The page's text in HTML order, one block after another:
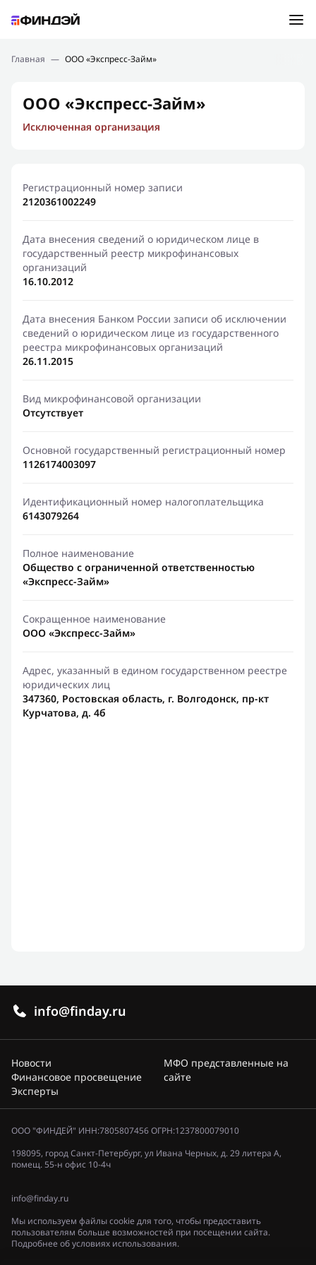
Подбор займа
Новости
Финансовое просвещение
Главная — ООО «Экспресс-Займ»
ООО «Экспресс-Займ»
Исключенная организация
Регистрационный номер записи
2120361002249
Дата внесения сведений о юридическом лице в
государственный реестр микрофинансовых
организаций
16.10.2012
Дата внесения Банком России записи об исключении
сведений о юридическом лице из государственного
реестра микрофинансовых организаций
26.11.2015
Вид микрофинансовой организации
Отсутствует
Основной государственный регистрационный номер
1126174003097
Идентификационный номер налогоплательщика
6143079264
Полное наименование
Общество с ограниченной ответственностью
«Экспресс-Займ»
Сокращенное наименование
ООО «Экспресс-Займ»
Адрес, указанный в едином государственном реестре
юридических лиц
347360, Ростовская область, г. Волгодонск, пр-кт
Курчатова, д. 4б
info@finday.ru
Новости
Финансовое просвещение
Эксперты
МФО представленные на
сайте
ООО "ФИНДЕЙ" ИНН:7805807456 ОГРН:1237800079010
198095, город Санкт-Петербург, ул Ивана Черных, д. 29 литера А,
помещ. 55-н офис 10-4ч
info@finday.ru
Мы используем файлы cookie для того, чтобы предоставить
пользователям больше возможностей при посещении сайта.
Подробнее об условиях использования.
Ошибка:Контактная форма не найдена.
Спасибо, что написали нам
Мы свяжемся с Вами в ближайшее время и сообщим
результат
Отправить новый запрос